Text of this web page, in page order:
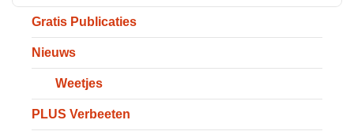
Gratis Publicaties
Nieuws
Weetjes
PLUS Verbeeten